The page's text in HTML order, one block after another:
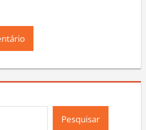
Pesquisar